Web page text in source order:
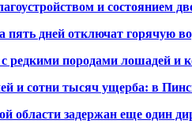
и состоянием
пять дней отключат горячую
редкими породами лошадей и
и сотни тысяч ущерба: в
области задержан еще один